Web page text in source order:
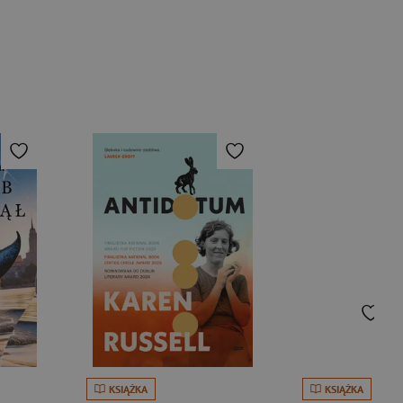
KSIĄŻKA KSIĄŻKA